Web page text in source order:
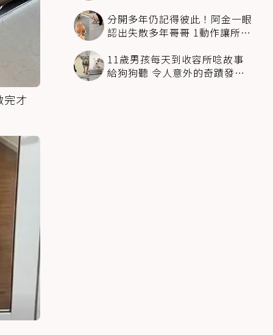
完才
分開多年仍記得彼此！阿金一眼
認出失散多年哥哥 1動作讓所有
11歲男孩每天到收容所唸故事
給狗狗聽 令人意外的奇蹟發生